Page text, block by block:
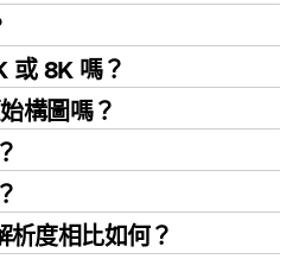
或 8K 嗎？
構圖嗎？
度相比如何？